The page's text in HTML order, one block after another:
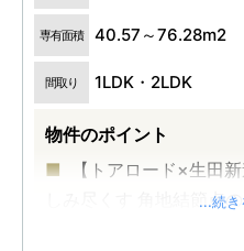
専有面積 40.57～76.28m2
間取り 1LDK・2LDK
物件のポイント
【トアロード×生田
しみ尽くす 角地結節点
【阪急神戸三宮駅徒
...続き